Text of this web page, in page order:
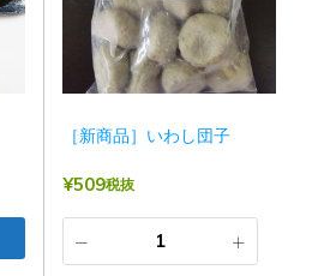
［新商品］いわし団子
¥509税抜